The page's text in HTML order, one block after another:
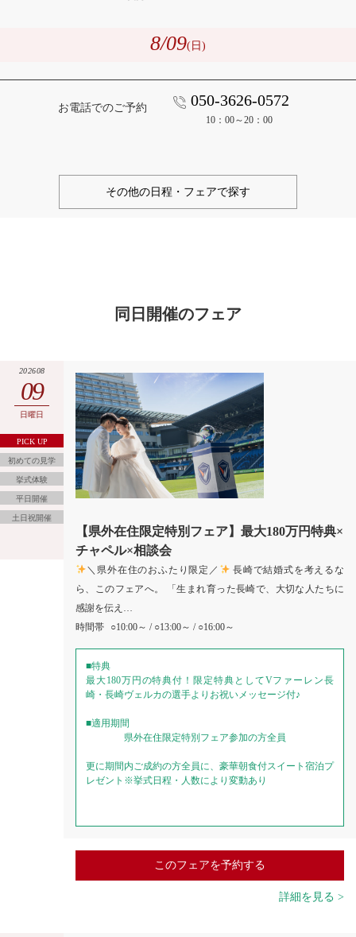
8/09(日)
お電話でのご予約 050-3626-0572
10：00～20：00
その他の日程・フェアで探す
同日開催のフェア
202608
09
日曜日
PICK UP
初めての見学
挙式体験
平日開催
土日祝開催
【県外在住限定特別フェア】最大180万円特典×
チャペル×相談会
＼県外在住のおふたり限定／
長崎で結婚式を考えるな
ら、このフェアへ。 「生まれ育った長崎で、大切な人たちに
感謝を伝え…
時間帯
○10:00～ / ○13:00～ / ○16:00～
■特典
最大180万円の特典付！限定特典としてVファーレン長
崎・長崎ヴェルカの選手よりお祝いメッセージ付♪
■適用期間
県外在住限定特別フェア参加の方全員
更に期間内ご成約の方全員に、豪華朝食付スイート宿泊プ
レゼント※挙式日程・人数により変動あり
このフェアを予約する
詳細を見る >